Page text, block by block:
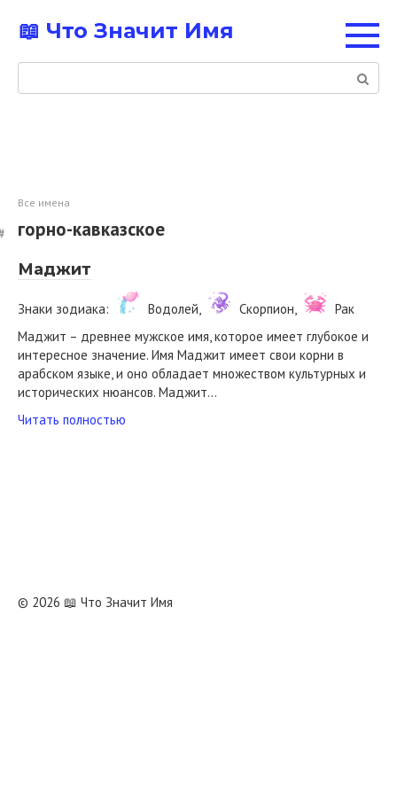
контенту
📖 Что Значит Имя
Поиск:
Все имена
горно-кавказское
Маджит
Знаки зодиака: Водолей, Скорпион,
Рак
Маджит – древнее мужское имя, которое имеет глубокое и
интересное значение. Имя Маджит имеет свои корни в
арабском языке, и оно обладает множеством культурных и
исторических нюансов. Маджит…
Читать полностью
© 2026 📖 Что Значит Имя